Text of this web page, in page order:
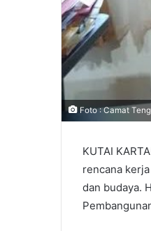
Foto : Camat
KUTAI
rencana
dan budaya.